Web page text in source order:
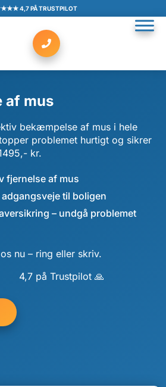
4,7 PÅ TRUSTPILOT
af mus
bekæmpelse af mus i hele
problemet hurtigt og sikrer
kr.
fjernelse af mus
til boligen
– undgå problemet
nu – ring eller skriv.
4,7 på Trustpilot 🙏